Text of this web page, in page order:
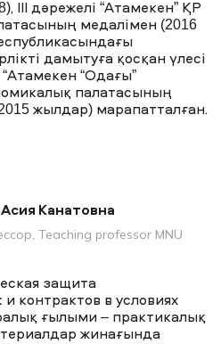
дәрежелі “Атамекен” ҚР
медалімен (2016
дамытуға қосқан үлесі
“Одағы”
палатасының
жылдар) марапатталған.
Канатовна
Teaching professor MNU
защита
контрактов в условиях
ғылыми – практикалық
жинағында